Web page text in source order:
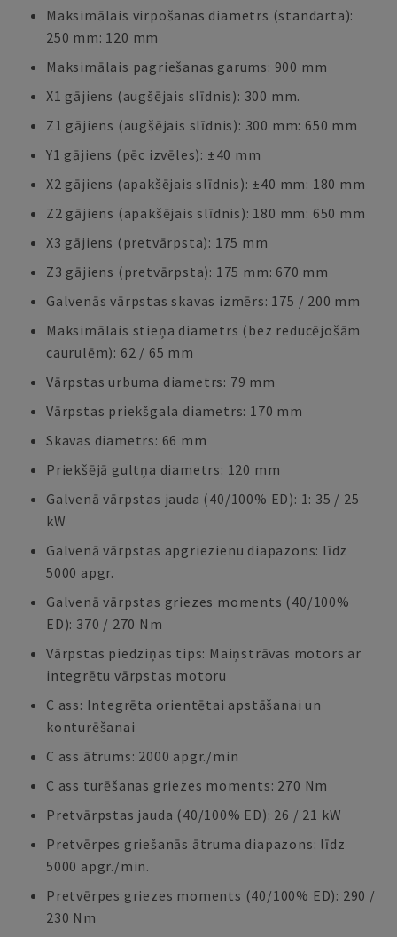
Maksimālais virpošanas diametrs (standarta):
250 mm: 120 mm
Maksimālais pagriešanas garums: 900 mm
X1 gājiens (augšējais slīdnis): 300 mm.
Z1 gājiens (augšējais slīdnis): 300 mm: 650 mm
Y1 gājiens (pēc izvēles): ±40 mm
X2 gājiens (apakšējais slīdnis): ±40 mm: 180 mm
Z2 gājiens (apakšējais slīdnis): 180 mm: 650 mm
X3 gājiens (pretvārpsta): 175 mm
Z3 gājiens (pretvārpsta): 175 mm: 670 mm
Galvenās vārpstas skavas izmērs: 175 / 200 mm
Maksimālais stieņa diametrs (bez reducējošām
caurulēm): 62 / 65 mm
Vārpstas urbuma diametrs: 79 mm
Vārpstas priekšgala diametrs: 170 mm
Skavas diametrs: 66 mm
Priekšējā gultņa diametrs: 120 mm
Galvenā vārpstas jauda (40/100% ED): 1: 35 / 25
kW
Galvenā vārpstas apgriezienu diapazons: līdz
5000 apgr.
Galvenā vārpstas griezes moments (40/100%
ED): 370 / 270 Nm
Vārpstas piedziņas tips: Maiņstrāvas motors ar
integrētu vārpstas motoru
C ass: Integrēta orientētai apstāšanai un
konturēšanai
C ass ātrums: 2000 apgr./min
C ass turēšanas griezes moments: 270 Nm
Pretvārpstas jauda (40/100% ED): 26 / 21 kW
Pretvērpes griešanās ātruma diapazons: līdz
5000 apgr./min.
Pretvērpes griezes moments (40/100% ED): 290 /
230 Nm